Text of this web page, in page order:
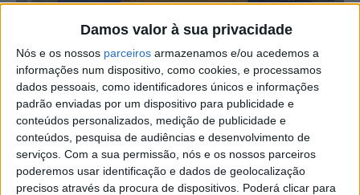
Damos valor à sua privacidade
Nós e os nossos parceiros armazenamos e/ou acedemos a
informações num dispositivo, como cookies, e processamos
dados pessoais, como identificadores únicos e informações
padrão enviadas por um dispositivo para publicidade e
conteúdos personalizados, medição de publicidade e
conteúdos, pesquisa de audiências e desenvolvimento de
serviços. Com a sua permissão, nós e os nossos parceiros
poderemos usar identificação e dados de geolocalização
precisos através da procura de dispositivos. Poderá clicar para
A Associação Distrital de Judo de Castelo Branco
organizou o Torneio Infantil de Natal para os judocas, a
partir dos 5 anos de idade. Mais de uma centena de
crianças entre os 5 e os 12 anos participaram no evento
natalício no Pavilhão Gimnodesportivo do Agrupamento
de Escolas de Alcains e São Vicente da Beira, concelho
de Castelo Branco.